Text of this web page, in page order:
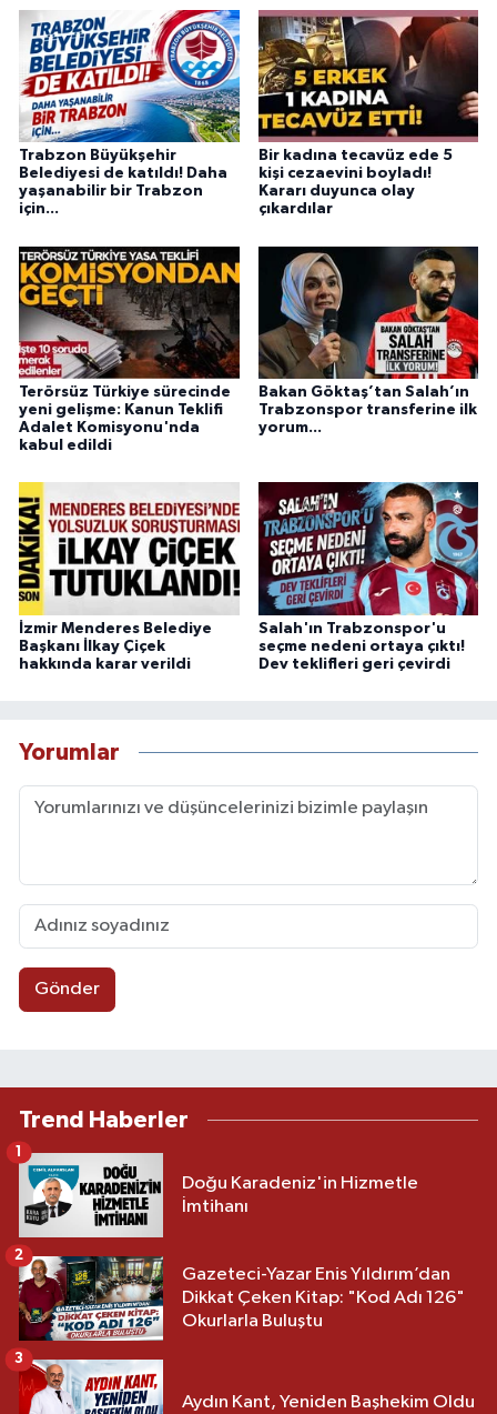
Trabzon Büyükşehir
Belediyesi de katıldı! Daha
yaşanabilir bir Trabzon
için...
Bir kadına tecavüz ede 5
kişi cezaevini boyladı!
Kararı duyunca olay
çıkardılar
Terörsüz Türkiye sürecinde
yeni gelişme: Kanun Teklifi
Adalet Komisyonu'nda
kabul edildi
Bakan Göktaş’tan Salah’ın
Trabzonspor transferine ilk
yorum...
İzmir Menderes Belediye
Başkanı İlkay Çiçek
hakkında karar verildi
Salah'ın Trabzonspor'u
seçme nedeni ortaya çıktı!
Dev teklifleri geri çevirdi
Yorumlar
Gönder
Trend Haberler
Doğu Karadeniz'in Hizmetle
İmtihanı
1
Gazeteci-Yazar Enis Yıldırım’dan
Dikkat Çeken Kitap: "Kod Adı 126"
Okurlarla Buluştu
2
Aydın Kant, Yeniden Başhekim Oldu
3